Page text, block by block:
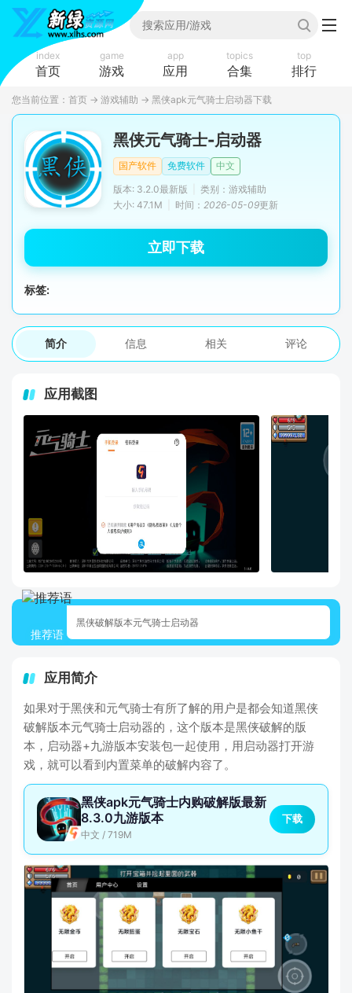
index
首页
game
游戏
app
应用
topics
合集
top
排行
您当前位置： 首页 → 游戏辅助 → 黑侠apk元气骑士启动器下载
黑侠元气骑士-启动器
国产软件 免费软件
中文
版本: 3.2.0最新版
类别：游戏辅助
大小: 47.1M
时间： 2026-05-09更新
立即下载
标签:
简介 信息 相关 评论
应用截图
推荐语
黑侠破解版本元气骑士启动器
应用简介
如果对于黑侠和元气骑士有所了解的用户是都会知道黑侠
破解版本元气骑士启动器的，这个版本是黑侠破解的版
本，启动器+九游版本安装包一起使用，用启动器打开游
戏，就可以看到内置菜单的破解内容了。
黑侠apk元气骑士内购破解版最新
8.3.0九游版本
中文 / 719M
下载